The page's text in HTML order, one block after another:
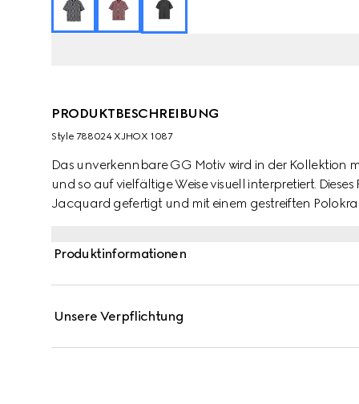
PRODUKTBESCHREIBUNG
Style ‎788024 XJHOX 1087
Das unverkennbare GG Motiv wird in der Kollektion
und so auf vielfältige Weise visuell interpretiert.
Jacquard gefertigt und mit einem gestreiften
Produktinformationen
Unsere Verpflichtung